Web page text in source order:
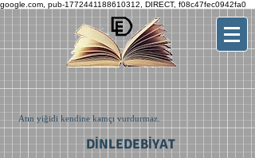
google.com, pub-1772441188610312, DIRECT, f08c47fec0942fa0
Atın yiğidi kendine kamçı vurdurmaz.
DİNLEDEBİYAT